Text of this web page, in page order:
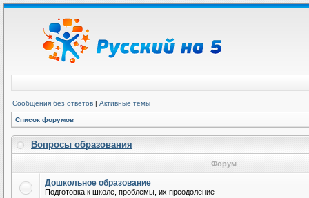
Сообщения без ответов | Активные темы
Список форумов
Вопросы образования
Форум
Дошкольное образование
Подготовка к школе, проблемы, их преодоление